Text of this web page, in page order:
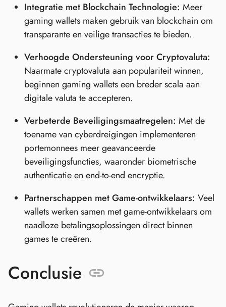
Integratie met Blockchain Technologie: Meer
gaming wallets maken gebruik van blockchain om
transparante en veilige transacties te bieden.
Verhoogde Ondersteuning voor Cryptovaluta:
Naarmate cryptovaluta aan populariteit winnen,
beginnen gaming wallets een breder scala aan
digitale valuta te accepteren.
Verbeterde Beveiligingsmaatregelen: Met de
toename van cyberdreigingen implementeren
portemonnees meer geavanceerde
beveiligingsfuncties, waaronder biometrische
authenticatie en end-to-end encryptie.
Partnerschappen met Game-ontwikkelaars: Veel
wallets werken samen met game-ontwikkelaars om
naadloze betalingsoplossingen direct binnen
games te creëren.
Conclusie